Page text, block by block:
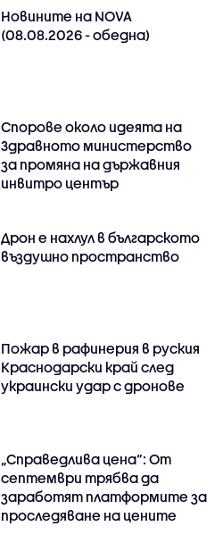
Новините на NOVA
(08.08.2026 - обедна)
Спорове около идеята на
Здравното министерство
за промяна на държавния
инвитро център
Дрон е нахлул в българското
въздушно пространство
Пожар в рафинерия в руския
Краснодарски край след
украински удар с дронове
„Справедлива цена“: От
септември трябва да
заработят платформите за
проследяване на цените